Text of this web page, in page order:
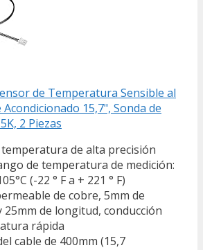
de Temperatura Sensible al
15,7", Sonda de
2 Piezas
de alta precisión
de temperatura de medición:
(-22 ° F a + 221 ° F)
de cobre, 5mm de
25mm de longitud, conducción
rápida
cable de 400mm (15,7